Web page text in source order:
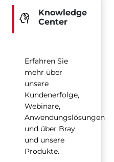
Knowledge
Center
Erfahren Sie
mehr über
unsere
Kundenerfolge,
Webinare,
Anwendungslösungen
und über Bray
und unsere
Produkte.